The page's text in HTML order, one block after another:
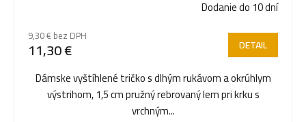
Dodanie do 10 dní
9,30 € bez DPH
11,30 € DETAIL
Dámske vyštíhlené tričko s dlhým rukávom a okrúhlym
výstrihom, 1,5 cm pružný rebrovaný lem pri krku s
vrchným...